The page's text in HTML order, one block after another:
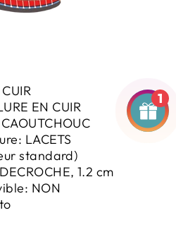
CUIR
EN CUIR
CAOUTCHOUC
LACETS
standard)
1.2 cm
NON
1